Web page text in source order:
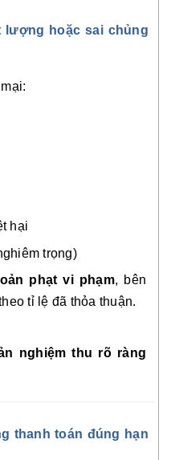
lượng hoặc sai chủng
hại
trọng)
phạt vi phạm, bên
tỉ lệ đã thỏa thuận.
nghiệm thu rõ ràng
thanh toán đúng hạn